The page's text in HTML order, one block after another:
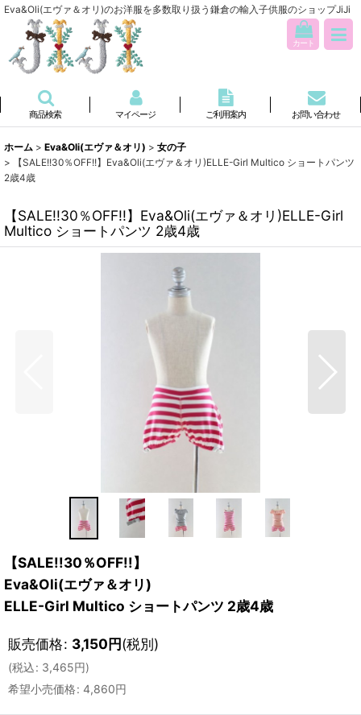
Eva&Oli(エヴァ＆オリ)のお洋服を多数取り扱う鎌倉の輸入子供服のショップJiJi
カート
商品検索 マイページ ご利用案内 お問い合わせ
ホーム > Eva&Oli(エヴァ＆オリ) > 女の子
>
【SALE!!30％OFF!!】Eva&Oli(エヴァ＆オリ)ELLE-Girl Multico ショートパンツ
2歳4歳
【SALE!!30％OFF!!】Eva&Oli(エヴァ＆オリ)ELLE-Girl
Multico ショートパンツ 2歳4歳
【SALE!!30％OFF!!】
Eva&Oli(エヴァ＆オリ)
ELLE-Girl Multico ショートパンツ 2歳4歳
販売価格: 3,150円(税別)
(税込: 3,465円)
希望小売価格: 4,860円